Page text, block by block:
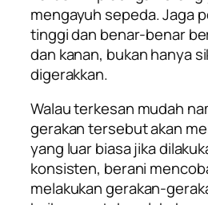
mengayuh sepeda. Jaga
tinggi dan benar-benar
dan kanan, bukan hanya
digerakkan.
Walau terkesan mudah
gerakan tersebut akan
yang luar biasa jika
konsisten, berani
melakukan gerakan-